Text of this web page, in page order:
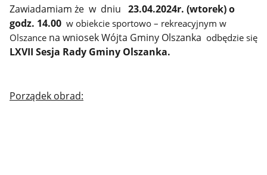
Zawiadamiam że w dniu 23.04.2024r. (wtorek) o
godz. 14.00 w obiekcie sportowo – rekreacyjnym w
Olszance na wniosek Wójta Gminy Olszanka odbędzie się
LXVII Sesja Rady Gminy Olszanka.
Porządek obrad: